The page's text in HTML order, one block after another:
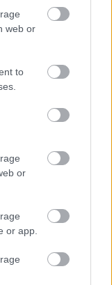
web or
to
or
or app.
12 8-45
4
3